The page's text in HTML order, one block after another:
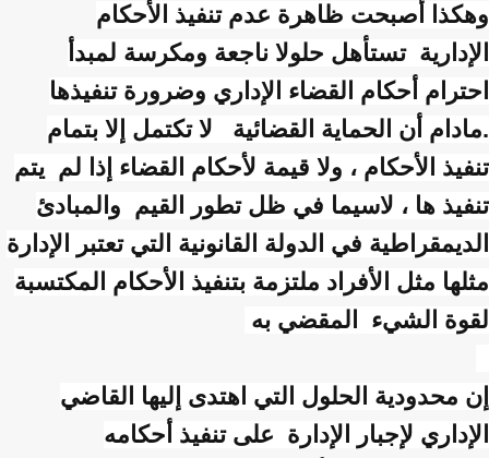
وهكذا أصبحت ظاهرة عدم تنفيذ الأحكام
الإدارية تستأهل حلولا ناجعة ومكرسة لمبدأ
احترام أحكام القضاء الإداري وضرورة تنفيذها
.مادام أن الحماية القضائية لا تكتمل إلا بتمام
تنفيذ الأحكام ، ولا قيمة لأحكام القضاء إذا لم يتم
تنفيذ ها ، لاسيما في ظل تطور القيم والمبادئ
الديمقراطية في الدولة القانونية التي تعتبر الإدارة
مثلها مثل الأفراد ملتزمة بتنفيذ الأحكام المكتسبة
لقوة الشيء المقضي به
إن محدودية الحلول التي اهتدى إليها القاضي
الإداري لإجبار الإدارة على تنفيذ أحكامه